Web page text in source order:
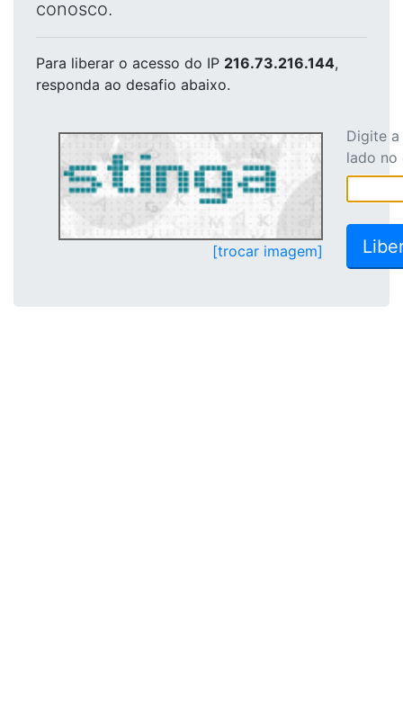
conosco.
Para liberar o acesso do IP 216.73.216.144,
responda ao desafio abaixo.
[trocar imagem]
Digite
lado no